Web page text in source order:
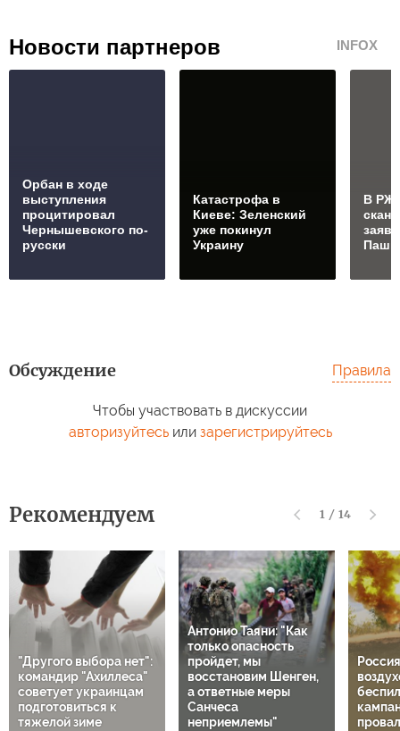
Новости партнеров INFOX
Орбан в ходе
выступления
процитировал
Чернышевского по-
русски
Катастрофа в
Киеве: Зеленский
уже покинул
Украину
В
Обсуждение Правила
Чтобы участвовать в дискуссии
авторизуйтесьили зарегистрируйтесь
Рекомендуем 1 / 14
"Другого выбора нет":
командир "Ахиллеса"
советует украинцам
подготовиться к
тяжелой зиме
Антонио Таяни: "Как
только опасность
пройдет, мы
восстановим Шенген,
а ответные меры
Санчеса
неприемлемы"